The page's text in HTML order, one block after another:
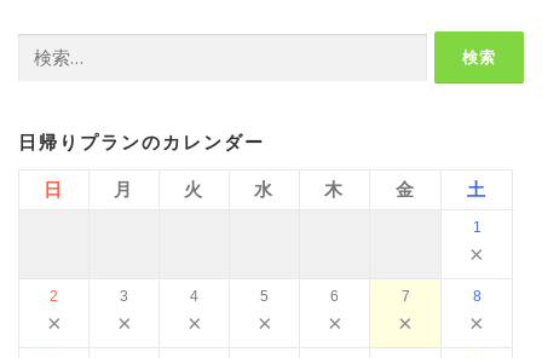
索:
日帰りプランのカレンダー
日 月 火 水 木 金 土
1
×
2
×
3
×
4
×
5
×
6
×
7
×
8
×